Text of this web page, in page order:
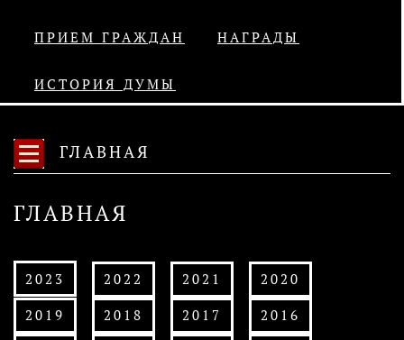
ПРИЕМ ГРАЖДАН НАГРАДЫ
ИСТОРИЯ ДУМЫ
ГЛАВНАЯ
ГЛАВНАЯ
2023 2022 2021
2020
2019
2018 2017
2016